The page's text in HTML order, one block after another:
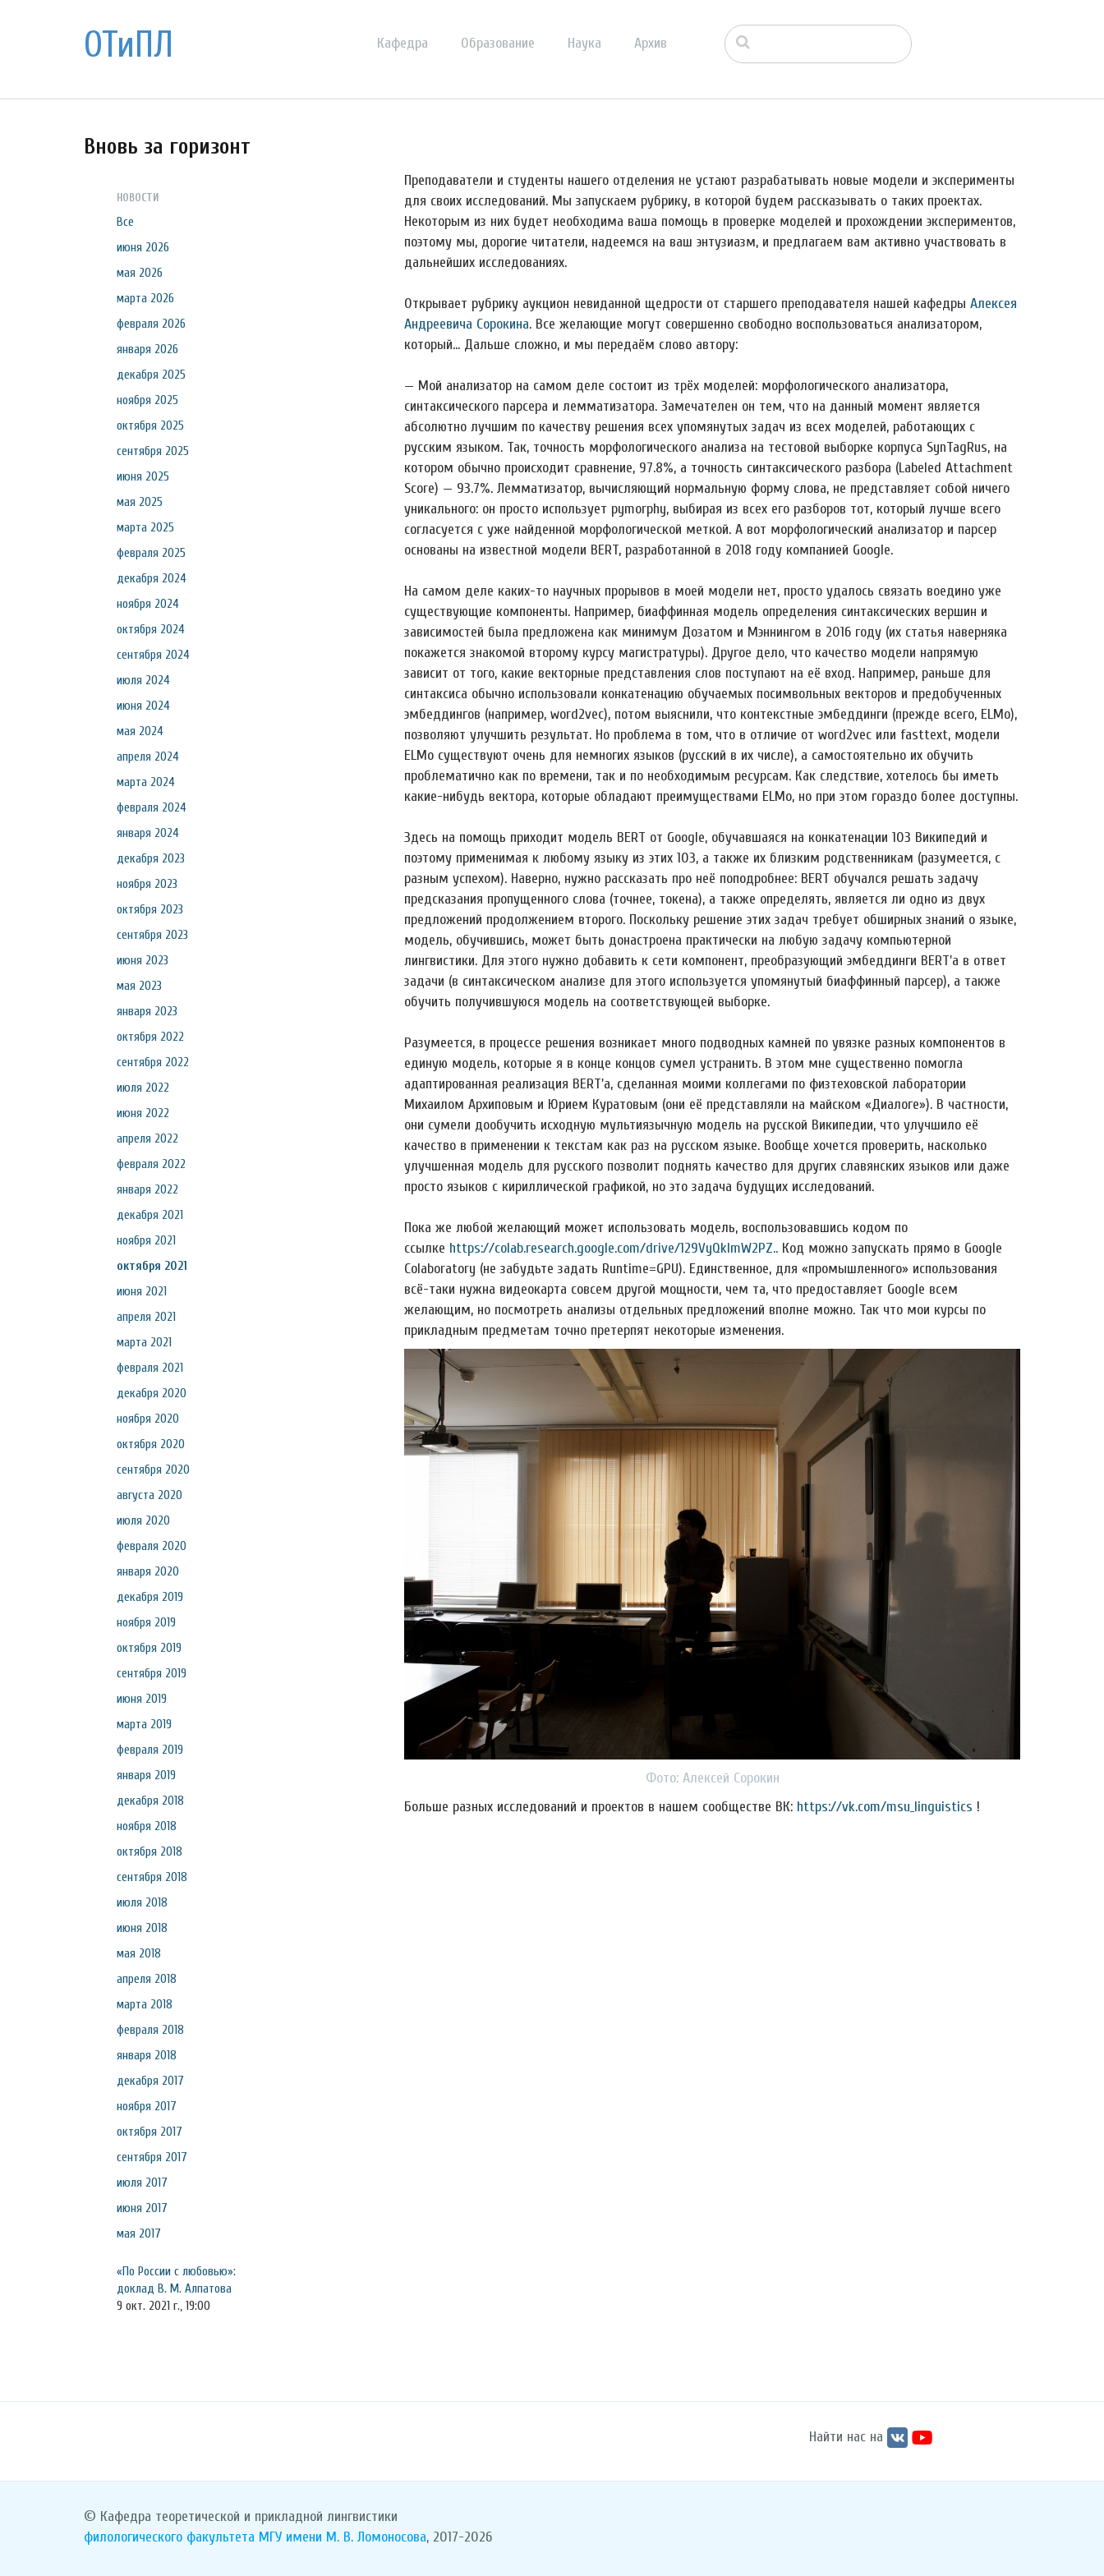
ОТиПЛ Кафедра Образование Наука Архив
Вновь за горизонт
НОВОСТИ
Все
июня 2026
мая 2026
марта 2026
февраля 2026
января 2026
декабря 2025
ноября 2025
октября 2025
сентября 2025
июня 2025
мая 2025
марта 2025
февраля 2025
декабря 2024
ноября 2024
октября 2024
сентября 2024
июля 2024
июня 2024
мая 2024
апреля 2024
марта 2024
февраля 2024
января 2024
декабря 2023
ноября 2023
октября 2023
сентября 2023
июня 2023
мая 2023
января 2023
октября 2022
сентября 2022
июля 2022
июня 2022
апреля 2022
февраля 2022
января 2022
декабря 2021
ноября 2021
октября 2021
июня 2021
апреля 2021
марта 2021
февраля 2021
декабря 2020
ноября 2020
октября 2020
сентября 2020
августа 2020
июля 2020
февраля 2020
января 2020
декабря 2019
ноября 2019
октября 2019
сентября 2019
июня 2019
марта 2019
февраля 2019
января 2019
декабря 2018
ноября 2018
октября 2018
сентября 2018
июля 2018
июня 2018
мая 2018
апреля 2018
марта 2018
февраля 2018
января 2018
декабря 2017
ноября 2017
октября 2017
сентября 2017
июля 2017
июня 2017
мая 2017
«По России с любовью»:
доклад В. М. Алпатова
9 окт. 2021 г., 19:00
Преподаватели и студенты нашего отделения не устают разрабатывать новые модели и эксперименты
для своих исследований. Мы запускаем рубрику, в которой будем рассказывать о таких проектах.
Некоторым из них будет необходима ваша помощь в проверке моделей и прохождении экспериментов,
поэтому мы, дорогие читатели, надеемся на ваш энтузиазм, и предлагаем вам активно участвовать в
дальнейших исследованиях.
Открывает рубрику аукцион невиданной щедрости от старшего преподавателя нашей кафедры Алексея
Андреевича Сорокина. Все желающие могут совершенно свободно воспользоваться анализатором,
который… Дальше сложно, и мы передаём слово автору:
— Мой анализатор на самом деле состоит из трёх моделей: морфологического анализатора,
синтаксического парсера и лемматизатора. Замечателен он тем, что на данный момент является
абсолютно лучшим по качеству решения всех упомянутых задач из всех моделей, работающих с
русским языком. Так, точность морфологического анализа на тестовой выборке корпуса SynTagRus, на
котором обычно происходит сравнение, 97.8%, а точность синтаксического разбора (Labeled Attachment
Score) — 93.7%. Лемматизатор, вычисляющий нормальную форму слова, не представляет собой ничего
уникального: он просто использует pymorphy, выбирая из всех его разборов тот, который лучше всего
согласуется с уже найденной морфологической меткой. А вот морфологический анализатор и парсер
основаны на известной модели BERT, разработанной в 2018 году компанией Google.
На самом деле каких-то научных прорывов в моей модели нет, просто удалось связать воедино уже
существующие компоненты. Например, биаффинная модель определения синтаксических вершин и
зависимостей была предложена как минимум Дозатом и Мэннингом в 2016 году (их статья наверняка
покажется знакомой второму курсу магистратуры). Другое дело, что качество модели напрямую
зависит от того, какие векторные представления слов поступают на её вход. Например, раньше для
синтаксиса обычно использовали конкатенацию обучаемых посимвольных векторов и предобученных
эмбеддингов (например, word2vec), потом выяснили, что контекстные эмбеддинги (прежде всего, ELMo),
позволяют улучшить результат. Но проблема в том, что в отличие от word2vec или fasttext, модели
ELMo существуют очень для немногих языков (русский в их числе), а самостоятельно их обучить
проблематично как по времени, так и по необходимым ресурсам. Как следствие, хотелось бы иметь
какие-нибудь вектора, которые обладают преимуществами ELMo, но при этом гораздо более доступны.
Здесь на помощь приходит модель BERT от Google, обучавшаяся на конкатенации 103 Википедий и
поэтому применимая к любому языку из этих 103, а также их близким родственникам (разумеется, с
разным успехом). Наверно, нужно рассказать про неё поподробнее: BERT обучался решать задачу
предсказания пропущенного слова (точнее, токена), а также определять, является ли одно из двух
предложений продолжением второго. Поскольку решение этих задач требует обширных знаний о языке,
модель, обучившись, может быть донастроена практически на любую задачу компьютерной
лингвистики. Для этого нужно добавить к сети компонент, преобразующий эмбеддинги BERT'а в ответ
задачи (в синтаксическом анализе для этого используется упомянутый биаффинный парсер), а также
обучить получившуюся модель на соответствующей выборке.
Разумеется, в процессе решения возникает много подводных камней по увязке разных компонентов в
единую модель, которые я в конце концов сумел устранить. В этом мне существенно помогла
адаптированная реализация BERT'а, сделанная моими коллегами по физтеховской лаборатории
Михаилом Архиповым и Юрием Куратовым (они её представляли на майском «Диалоге»). В частности,
они сумели дообучить исходную мультиязычную модель на русской Википедии, что улучшило её
качество в применении к текстам как раз на русском языке. Вообще хочется проверить, насколько
улучшенная модель для русского позволит поднять качество для других славянских языков или даже
просто языков с кириллической графикой, но это задача будущих исследований.
Пока же любой желающий может использовать модель, воспользовавшись кодом по
ссылке https://colab.research.google.com/drive/129VyQkImW2PZ.. Код можно запускать прямо в Google
Colaboratory (не забудьте задать Runtime=GPU). Единственное, для «промышленного» использования
всё-таки нужна видеокарта совсем другой мощности, чем та, что предоставляет Google всем
желающим, но посмотреть анализы отдельных предложений вполне можно. Так что мои курсы по
прикладным предметам точно претерпят некоторые изменения.
Фото: Алексей Сорокин
Больше разных исследований и проектов в нашем сообществе ВК: https://vk.com/msu_linguistics !
Найти нас на
© Кафедра теоретической и прикладной лингвистики
филологического факультета МГУ имени М. В. Ломоносова, 2017-2026